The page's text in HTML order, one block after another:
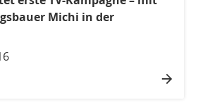
Michi in der